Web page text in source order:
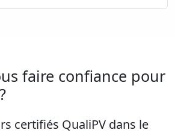
faire confiance pour
certifiés QualiPV dans le